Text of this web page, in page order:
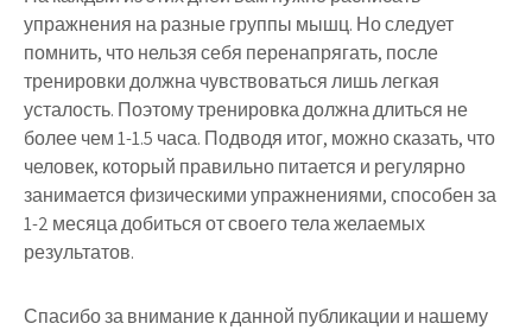
упражнения на разные группы мышц. Но следует
помнить, что нельзя себя перенапрягать, после
тренировки должна чувствоваться лишь легкая
усталость. Поэтому тренировка должна длиться не
более чем 1-1.5 часа. Подводя итог, можно сказать, что
человек, который правильно питается и регулярно
занимается физическими упражнениями, способен за
1-2 месяца добиться от своего тела желаемых
результатов.
Спасибо за внимание к данной публикации и нашему